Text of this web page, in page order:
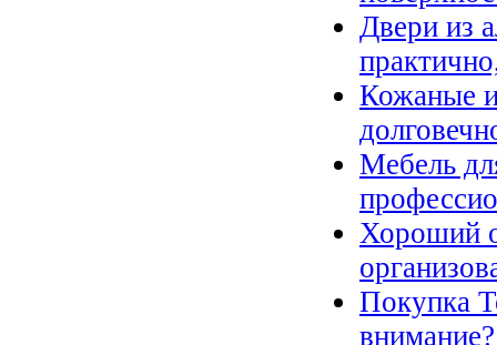
Двери из
Кожаные
Мебель
Хороший
Покупка
внимание?